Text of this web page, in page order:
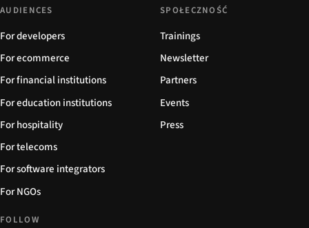
AUDIENCES
For developers
For ecommerce
For financial institutions
For education institutions
For hospitality
For telecoms
For software integrators
For NGOs
SPOŁECZNOŚĆ
Trainings
Newsletter
Partners
Events
Press
FOLLOW